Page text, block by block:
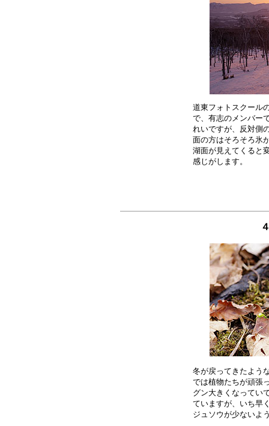
道東フォトスクール
で、有志のメンバー
れいですが、反対側
面の方はそろそろ氷
湖面が見えてくると
冬が戻ってきたよう
では植物たちが頑張
グン大きくなってい
ていますが、いち早